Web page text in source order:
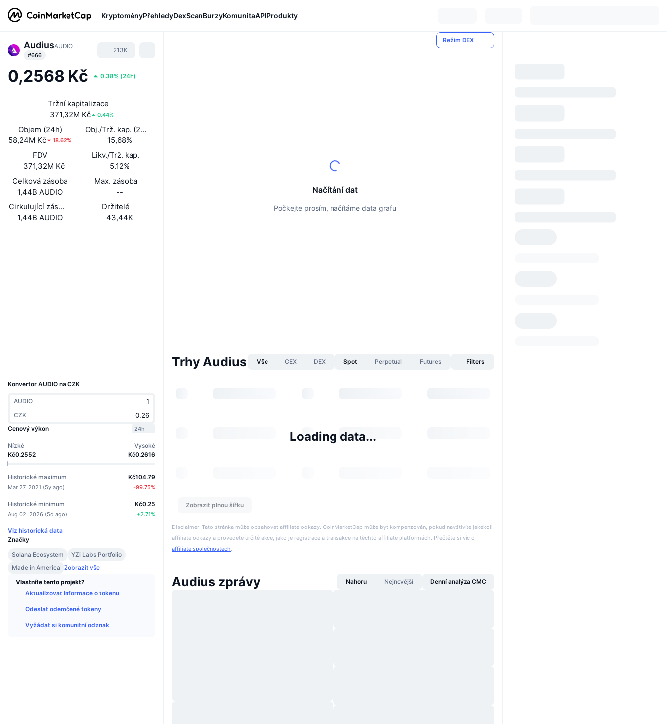
KryptoměnyPřehledyDexScanBurzyKomunitaAPIProdukty
AudiusAUDIO
#666
213K
0,2568 Kč 0.38% (24h)
Tržní kapitalizace
371,32M Kč
0.44%
Objem (24h)
58,24M Kč
18.62%
Obj./Trž. kap. (24 h)
15,68%
FDV
371,32M Kč
Likv./Trž. kap.
5.12%
Celková zásoba
1,44B AUDIO
Max. zásoba
--
Cirkulující zásoba
1,44B AUDIO
Držitelé
43,44K
Konvertor AUDIO na CZK
AUDIO
CZK
Cenový výkon
24h
Nízké
Kč0.2552
Vysoké
Kč0.2616
Historické maximum
Mar 27, 2021 (5y ago)
Kč104.79
-99.75%
Historické minimum
Aug 02, 2026 (5d ago)
Kč0.25
+2.71%
Viz historická data
Značky
Solana Ecosystem
YZi Labs Portfolio
Made in America Zobrazit vše
Vlastníte tento projekt?
Aktualizovat informace o tokenu
Odeslat odemčené tokeny
Vyžádat si komunitní odznak
Režim DEX
Načítání dat
Počkejte prosím, načítáme data grafu
Trhy Audius Vše CEX DEX Spot Perpetual Futures Filters
Loading data...
Zobrazit plnou šířku
Disclaimer: Tato stránka může obsahovat affiliate odkazy. CoinMarketCap může být kompenzován, pokud navštívíte jakékoli
affiliate odkazy a provedete určité akce, jako je registrace a transakce na těchto affiliate platformách. Přečtěte si víc o
affiliate společnostech.
Audius zprávy Nahoru Nejnovější Denní analýza CMC